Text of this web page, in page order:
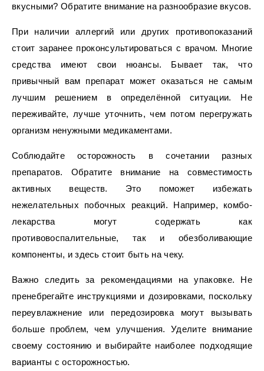
вкусными? Обратите внимание на разнообразие вкусов.
При наличии аллергий или других противопоказаний
стоит заранее проконсультироваться с врачом. Многие
средства имеют свои нюансы. Бывает так, что
привычный вам препарат может оказаться не самым
лучшим решением в определённой ситуации. Не
переживайте, лучше уточнить, чем потом перегружать
организм ненужными медикаментами.
Соблюдайте осторожность в сочетании разных
препаратов. Обратите внимание на совместимость
активных веществ. Это поможет избежать
нежелательных побочных реакций. Например, комбо-
лекарства могут содержать как
противовоспалительные, так и обезболивающие
компоненты, и здесь стоит быть на чеку.
Важно следить за рекомендациями на упаковке. Не
пренебрегайте инструкциями и дозировками, поскольку
переувлажнение или передозировка могут вызывать
больше проблем, чем улучшения. Уделите внимание
своему состоянию и выбирайте наиболее подходящие
варианты с осторожностью.